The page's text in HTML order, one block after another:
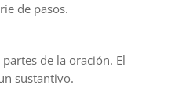
de pasos.
de la oración. El
sustantivo.